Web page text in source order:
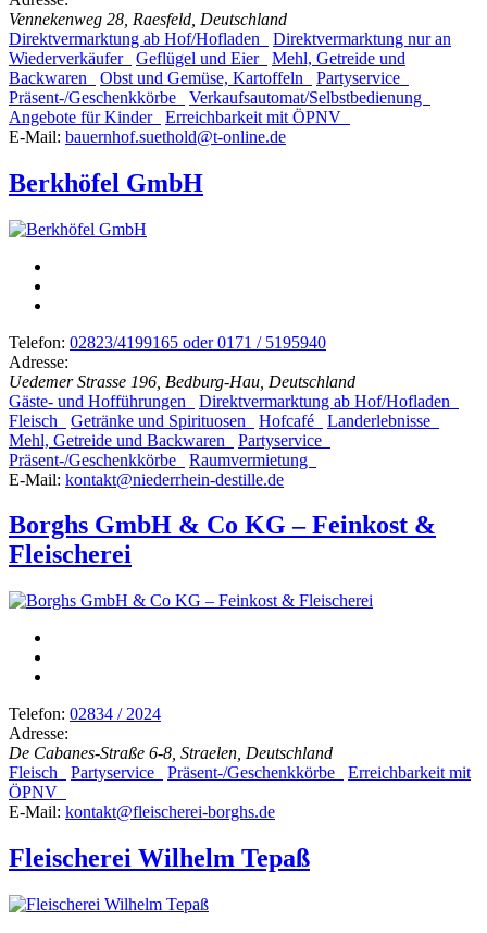
Vennekenweg 28, Raesfeld, Deutschland
Direktvermarktung ab Hof/Hofladen
Direktvermarktung nur an
Wiederverkäufer
Geflügel und Eier
Mehl, Getreide und
Backwaren
Obst und Gemüse, Kartoffeln
Partyservice
Präsent-/Geschenkkörbe
Verkaufsautomat/Selbstbedienung
Angebote für Kinder
Erreichbarkeit mit ÖPNV
E-Mail: bauernhof.suethold@t-online.de
Berkhöfel GmbH
Telefon: 02823/4199165 oder 0171 / 5195940
Adresse:
Uedemer Strasse 196, Bedburg-Hau, Deutschland
Gäste- und Hofführungen
Direktvermarktung ab Hof/Hofladen
Fleisch
Getränke und Spirituosen Hofcafé
Landerlebnisse
Mehl, Getreide und Backwaren
Partyservice
Präsent-/Geschenkkörbe
Raumvermietung
E-Mail: kontakt@niederrhein-destille.de
Borghs GmbH & Co KG – Feinkost &
Fleischerei
Telefon: 02834 / 2024
Adresse:
De Cabanes-Straße 6-8, Straelen, Deutschland
Fleisch
Partyservice Präsent-/Geschenkkörbe
Erreichbarkeit mit
ÖPNV
E-Mail: kontakt@fleischerei-borghs.de
Fleischerei Wilhelm Tepaß